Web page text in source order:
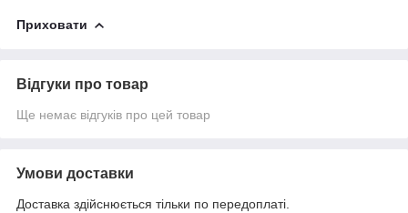
Приховати
Відгуки про товар
Ще немає відгуків про цей товар
Умови доставки
Доставка здійснюється тільки по передоплаті.